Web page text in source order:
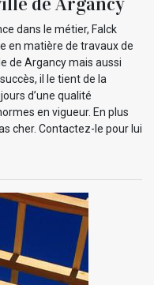
dans le métier, Falck
en matière de travaux de
de Argancy mais aussi
il le tient de la
d’une qualité
en vigueur. En plus
cher. Contactez-le pour lui